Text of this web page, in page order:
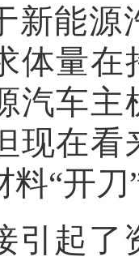
新能
体量
汽车
现在看
料“开刀
引起了